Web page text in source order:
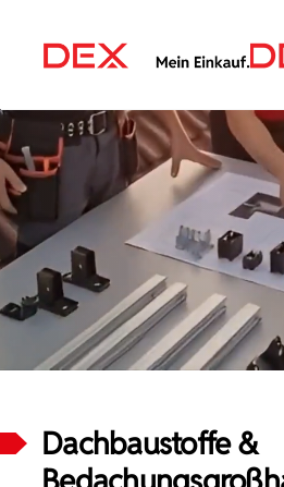
Zum Hauptinhalt springen
Dachbaustoffe &